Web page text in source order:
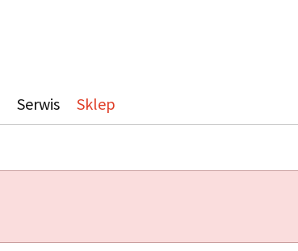
Serwis Sklep